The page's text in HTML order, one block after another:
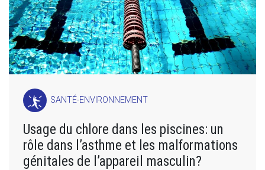
SANTÉ-ENVIRONNEMENT
Usage du chlore dans les piscines: un
rôle dans l’asthme et les malformations
génitales de l’appareil masculin?